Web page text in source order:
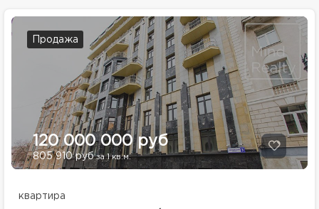
Продажа
120 000 000 руб
805 910 рубза 1 кв.м.
квартира